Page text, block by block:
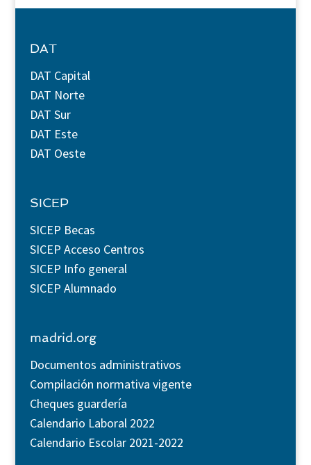
DAT
DAT Capital
DAT Norte
DAT Sur
DAT Este
DAT Oeste
SICEP
SICEP Becas
SICEP Acceso Centros
SICEP Info general
SICEP Alumnado
madrid.org
Documentos administrativos
Compilación normativa vigente
Cheques guardería
Calendario Laboral 2022
Calendario Escolar 2021-2022